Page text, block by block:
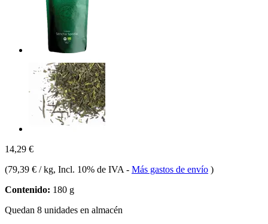
14,29 €
(79,39 € / kg, Incl. 10% de IVA - Más gastos de envío )
Contenido: 180 g
Quedan 8 unidades en almacén